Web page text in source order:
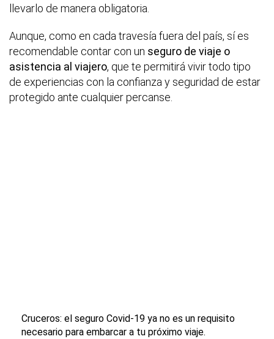
llevarlo de manera obligatoria.
Aunque, como en cada travesía fuera del país, sí es
recomendable contar con un seguro de viaje o
asistencia al viajero, que te permitirá vivir todo tipo
de experiencias con la confianza y seguridad de estar
protegido ante cualquier percanse.
Cruceros: el seguro Covid-19 ya no es un requisito
necesario para embarcar a tu próximo viaje.